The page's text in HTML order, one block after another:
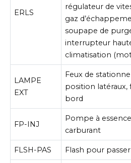
ERLS
régulateur de
gaz
soupape de
interrupteur
climatisation
LAMPE
EXT
Feux de
position latéraux,
bord
FP-INJ
Pompe à
carburant
FLSH-PAS Flash pour